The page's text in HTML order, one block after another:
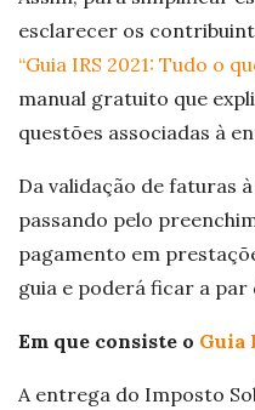
esclarecer os
“Guia IRS 2021: Tudo o
manual gratuito que
questões associadas à
Da validação de faturas
passando pelo
pagamento em
guia e poderá ficar a par
Em que consiste o Guia
A entrega do Imposto